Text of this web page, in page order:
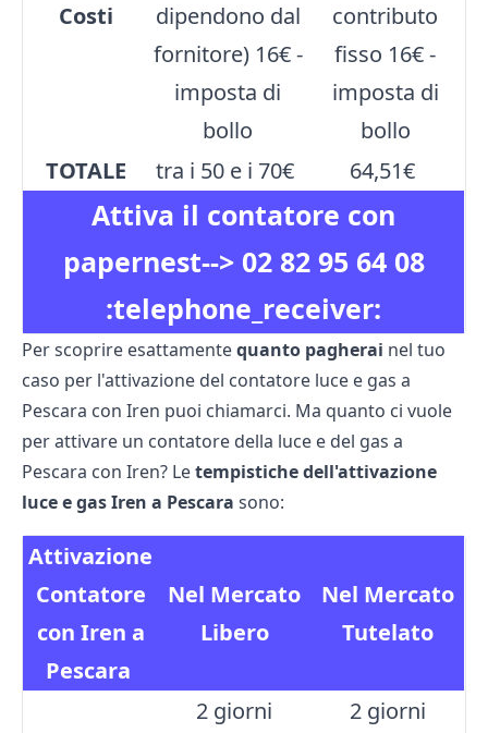
Attiva il contatore con
papernest--> 02 82 95 64 08
:telephone_receiver:
Costi
dipendono dal
fornitore) 16€ -
imposta di
bollo
contributo
fisso 16€ -
imposta di
bollo
TOTALE
tra i 50 e i 70€ 64,51€
Per scoprire esattamentequanto pagherai nel tuo
caso per l'attivazione del contatore luce e gas a
Pescara con Iren puoi chiamarci. Ma quanto ci vuole
per attivare un contatore della luce e del gas a
Pescara con Iren? Letempistiche dell'attivazione
luce e gas Iren a Pescara sono:
Attivazione
Contatore
con Iren a
Pescara
Nel Mercato
Libero
Nel Mercato
Tutelato
2 giorni
2 giorni